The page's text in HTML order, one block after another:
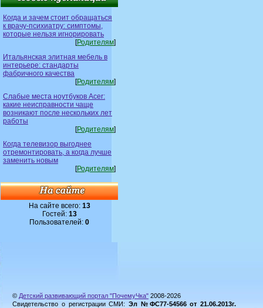
Когда и зачем стоит обращаться
к врачу-психиатру: симптомы,
которые нельзя игнорировать
[Родителям]
Итальянская элитная мебель в
интерьере: стандарты
фабричного качества
[Родителям]
Слабые места ноутбуков Acer:
какие неисправности чаще
возникают после нескольких лет
работы
[Родителям]
Когда телевизор выгоднее
отремонтировать, а когда лучше
заменить новым
[Родителям]
На сайте всего: 13
Гостей: 13
Пользователей: 0
© Детский развивающий портал "ПочемуЧка" 2008-2026
Свидетельство о регистрации СМИ: Эл №ФС77-54566 от 21.06.2013г.